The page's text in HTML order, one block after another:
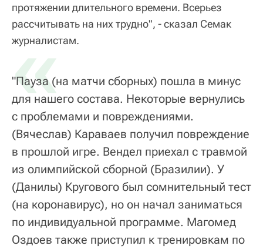
протяжении длительного времени. Всерьез
рассчитывать на них трудно", - сказал Семак
журналистам.
«
"Пауза (на матчи сборных) пошла в минус
для нашего состава. Некоторые вернулись
с проблемами и повреждениями.
(Вячеслав) Караваев получил повреждение
в прошлой игре. Вендел приехал с травмой
из олимпийской сборной (Бразилии). У
(Данилы) Кругового был сомнительный тест
(на коронавирус), но он начал заниматься
по индивидуальной программе. Магомед
Оздоев также приступил к тренировкам по